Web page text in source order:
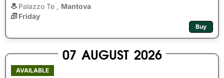
Palazzo Te ,
Mantova
Friday
Buy
07 AUGUST 2026
AVAILABLE